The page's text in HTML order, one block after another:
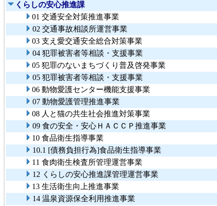
くらしの安心推進課
01 交通安全対策推進事業
02 交通事故相談所運営事業
03 支え愛交通安全総合対策事業
04 犯罪被害者等相談・支援事業
05 犯罪のないまちづくり普及啓発事業
05 犯罪被害者等相談・支援事業
06 動物愛護センター機能支援事業
07 動物愛護管理推進事業
08 人と猫の共生社会推進対策事業
09 食の安全・安心ＨＡＣＣＰ推進事業
10 食品衛生指導事業
10.1 [債務負担行為]食品衛生指導事業
11 食肉衛生検査所管理運営事業
12 くらしの安心推進課管理運営事業
13 生活衛生向上推進事業
14 温泉資源保全利用推進事業